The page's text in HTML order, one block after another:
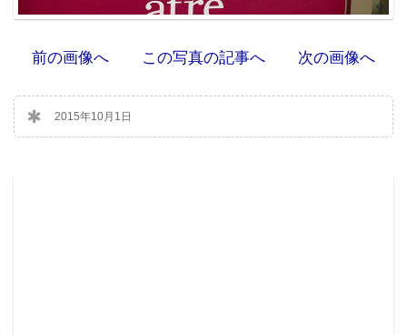
前の画像へ この写真の記事へ 次の画像へ
2015年10月1日